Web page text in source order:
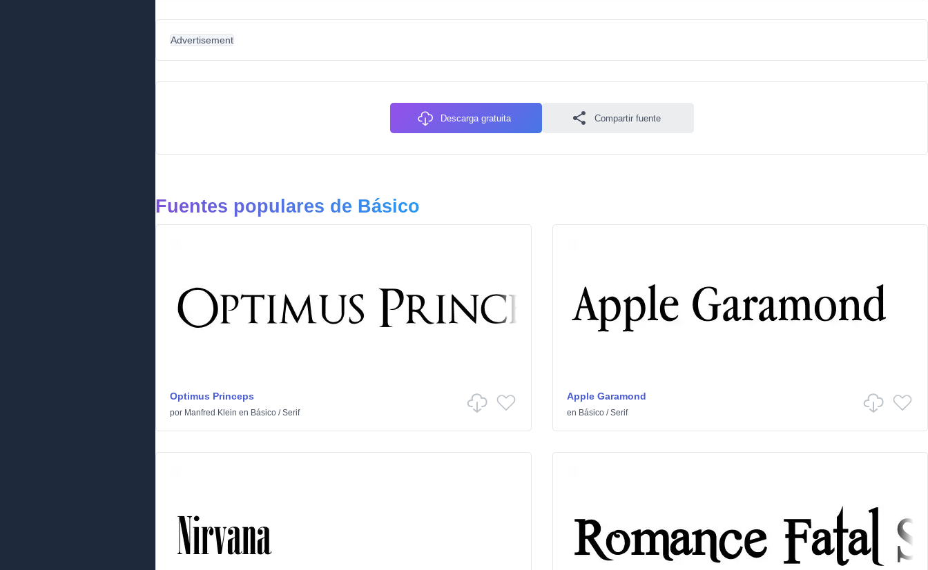
Advertisement
Descarga gratuita Compartir fuente
Fuentes populares de Básico
Optimus Princeps
por Manfred Klein en Básico /Serif
Apple Garamond
en Básico/Serif